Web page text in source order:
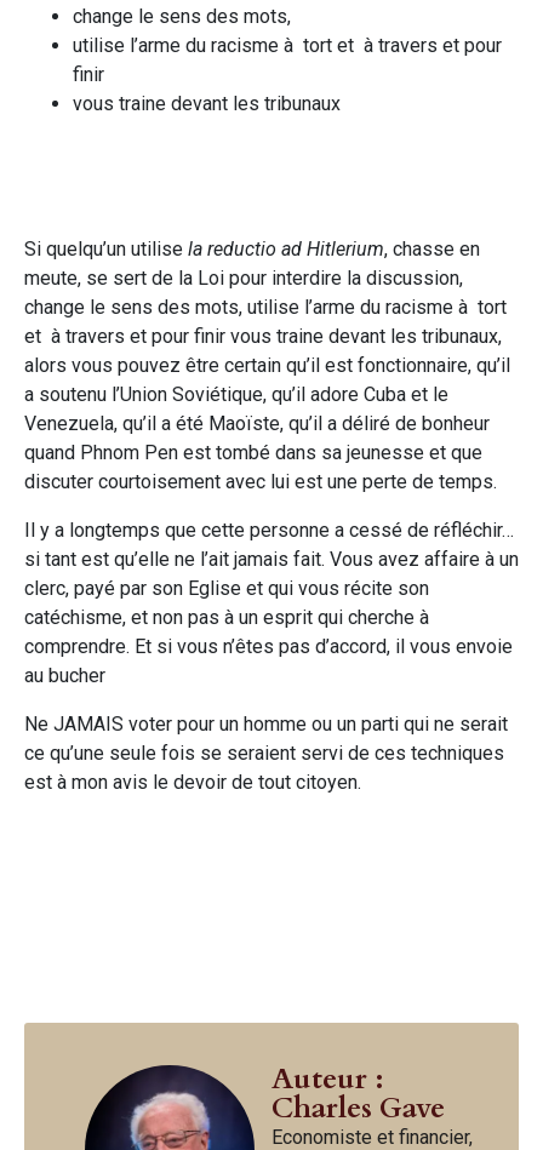
change le sens des mots,
utilise l’arme du racisme à tort et à travers et pour
finir
vous traine devant les tribunaux
Si quelqu’un utilise la reductio ad Hitlerium, chasse en
meute, se sert de la Loi pour interdire la discussion,
change le sens des mots, utilise l’arme du racisme à tort
et à travers et pour finir vous traine devant les tribunaux,
alors vous pouvez être certain qu’il est fonctionnaire, qu’il
a soutenu l’Union Soviétique, qu’il adore Cuba et le
Venezuela, qu’il a été Maoïste, qu’il a déliré de bonheur
quand Phnom Pen est tombé dans sa jeunesse et que
discuter courtoisement avec lui est une perte de temps.
Il y a longtemps que cette personne a cessé de réfléchir…
si tant est qu’elle ne l’ait jamais fait. Vous avez affaire à un
clerc, payé par son Eglise et qui vous récite son
catéchisme, et non pas à un esprit qui cherche à
comprendre. Et si vous n’êtes pas d’accord, il vous envoie
au bucher
Ne JAMAIS voter pour un homme ou un parti qui ne serait
ce qu’une seule fois se seraient servi de ces techniques
est à mon avis le devoir de tout citoyen.
Auteur :
Charles Gave
Economiste et financier,